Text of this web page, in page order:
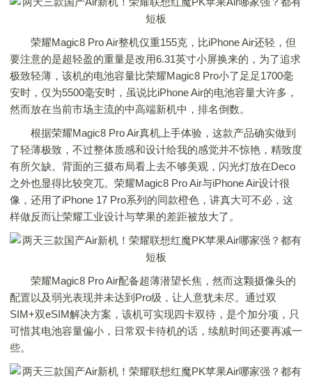
荣耀Magic8 Pro Air整机仅重155克，比iPhone Air还轻，但
要注意的是超轻盈的重量是改用6.31英寸小屏换来的，为了追求
极致轻薄，该机的电池容量比荣耀Magic8 Pro小了足足1700毫
安时，仅为5500毫安时，虽说比iPhone Air的电池容量大许多，
然而放在当前市场主流的中高端新机中，排名倒数。
根据荣耀Magic8 Pro Air真机上手体验，这款产品确实做到
了轻薄极致，不过整体质感和设计给我的感觉并不惊艳，精致度
有所欠缺。背面的三摄布局看上去不够美观，闪光灯放在Deco
之外也显得比较突兀。荣耀Magic8 Pro Air与iPhone Air设计很
像，还用了iPhone 17 Pro系列的同款橙色，讲真大可不必，这
样做反而让荣耀工业设计与苹果的差距被放大了。
荣耀Magic8 Pro Air配备超薄潜望长焦，然而这颗摄像头的
配置以及弱光表现并未达到Pro级，让人意犹未尽。通过双
SIM+双eSIM解决方案，该机可实现四卡双待，是个加分项，只
可惜其电池容量偏小，日常双卡待机的话，续航时间还要再减一
些。